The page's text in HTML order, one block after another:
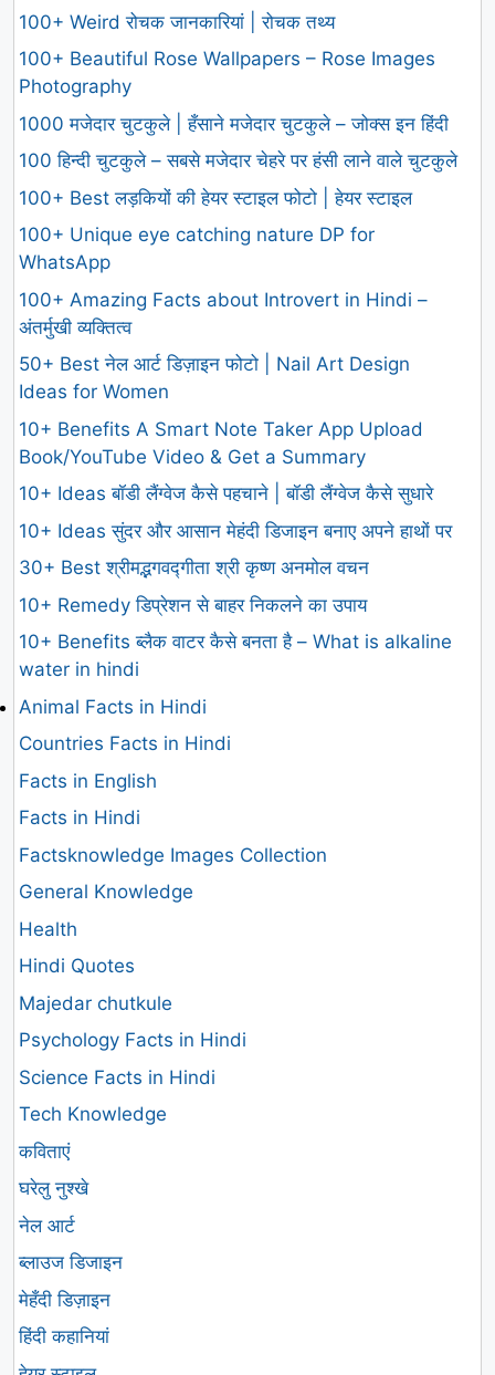
100+ Weird रोचक जानकारियां | रोचक तथ्य
100+ Beautiful Rose Wallpapers – Rose Images
Photography
1000 मजेदार चुटकुले | हँसाने मजेदार चुटकुले – जोक्स इन हिंदी
100 हिन्दी चुटकुले – सबसे मजेदार चेहरे पर हंसी लाने वाले चुटकुले
100+ Best लड़कियों की हेयर स्टाइल फोटो | हेयर स्टाइल
100+ Unique eye catching nature DP for
WhatsApp
100+ Amazing Facts about Introvert in Hindi –
अंतर्मुखी व्यक्तित्व
50+ Best नेल आर्ट डिज़ाइन फोटो | Nail Art Design
Ideas for Women
10+ Benefits A Smart Note Taker App Upload
Book/YouTube Video & Get a Summary
10+ Ideas बॉडी लैंग्वेज कैसे पहचाने | बॉडी लैंग्वेज कैसे सुधारे
10+ Ideas सुंदर और आसान मेहंदी डिजाइन बनाए अपने हाथों पर
30+ Best श्रीमद्भगवद्गीता श्री कृष्ण अनमोल वचन
10+ Remedy डिप्रेशन से बाहर निकलने का उपाय
10+ Benefits ब्लैक वाटर कैसे बनता है – What is alkaline
water in hindi
Animal Facts in Hindi
Countries Facts in Hindi
Facts in English
Facts in Hindi
Factsknowledge Images Collection
General Knowledge
Health
Hindi Quotes
Majedar chutkule
Psychology Facts in Hindi
Science Facts in Hindi
Tech Knowledge
कविताएं
घरेलु नुश्खे
नेल आर्ट
ब्लाउज डिजाइन
मेहँदी डिज़ाइन
हिंदी कहानियां